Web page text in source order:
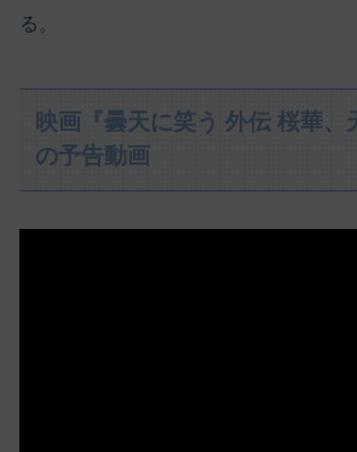
る。
映画『曇天に笑う 外伝 桜華、
の予告動画